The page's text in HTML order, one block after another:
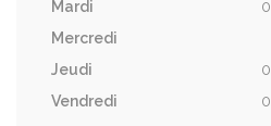
Mardi
Mercredi
Jeudi
Vendredi